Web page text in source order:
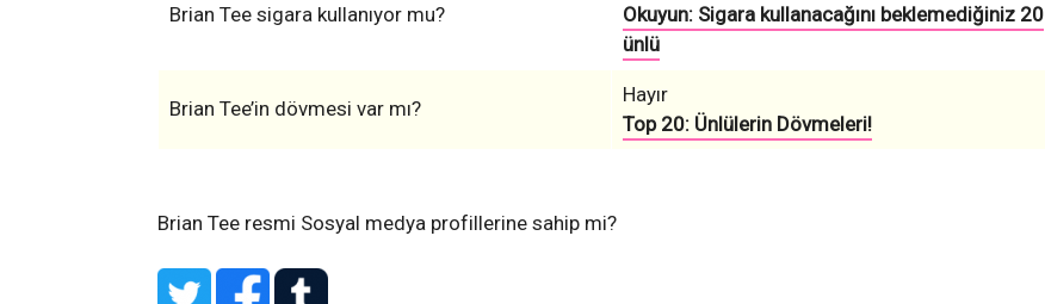
Brian Tee sigara kullanıyor mu?
Okuyun: Sigara kullanacağını beklemediğiniz 20
ünlü
Brian Tee’in dövmesi var mı?
Hayır
Top 20: Ünlülerin Dövmeleri!
Brian Tee resmi Sosyal medya profillerine sahip mi?